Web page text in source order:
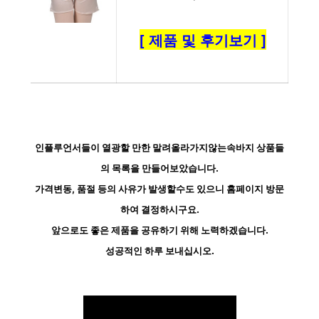
[ 제품 및 후기보기 ]
인플루언서들이 열광할 만한 말려올라가지않는속바지 상품들
의 목록을 만들어보았습니다.
가격변동, 품절 등의 사유가 발생할수도 있으니 홈페이지 방문
하여 결정하시구요.
앞으로도 좋은 제품을 공유하기 위해 노력하겠습니다.
성공적인 하루 보내십시오.